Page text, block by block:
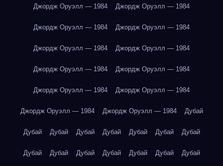
Джордж Оруэлл — 1984 Джордж Оруэлл — 1984
Джордж Оруэлл — 1984 Джордж Оруэлл — 1984
Джордж Оруэлл — 1984 Джордж Оруэлл — 1984
Джордж Оруэлл — 1984 Джордж Оруэлл — 1984
Джордж Оруэлл — 1984 Джордж Оруэлл — 1984
Джордж Оруэлл — 1984 Джордж Оруэлл — 1984 Дубай
Дубай Дубай Дубай Дубай Дубай Дубай Дубай
Дубай Дубай Дубай Дубай Дубай Дубай Дубай